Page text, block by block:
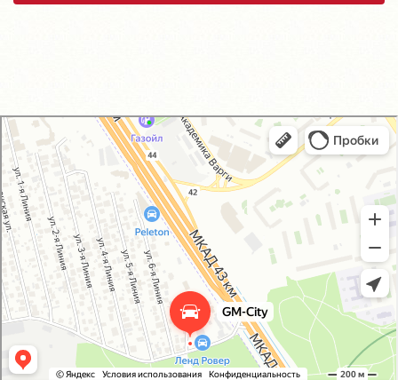
GM-City&VAG-Repair
Автосервис, автотехцентр в Москве
Магазин автозапчастей и автотоваров в Москве